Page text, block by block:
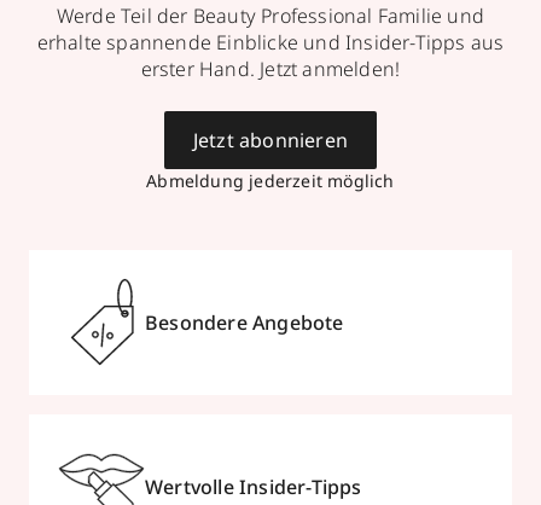
Werde Teil der Beauty Professional Familie und
erhalte spannende Einblicke und Insider-Tipps aus
erster Hand. Jetzt anmelden!
Abmeldung jederzeit möglich
Jetzt abonnieren
Besondere Angebote
Wertvolle Insider-Tipps